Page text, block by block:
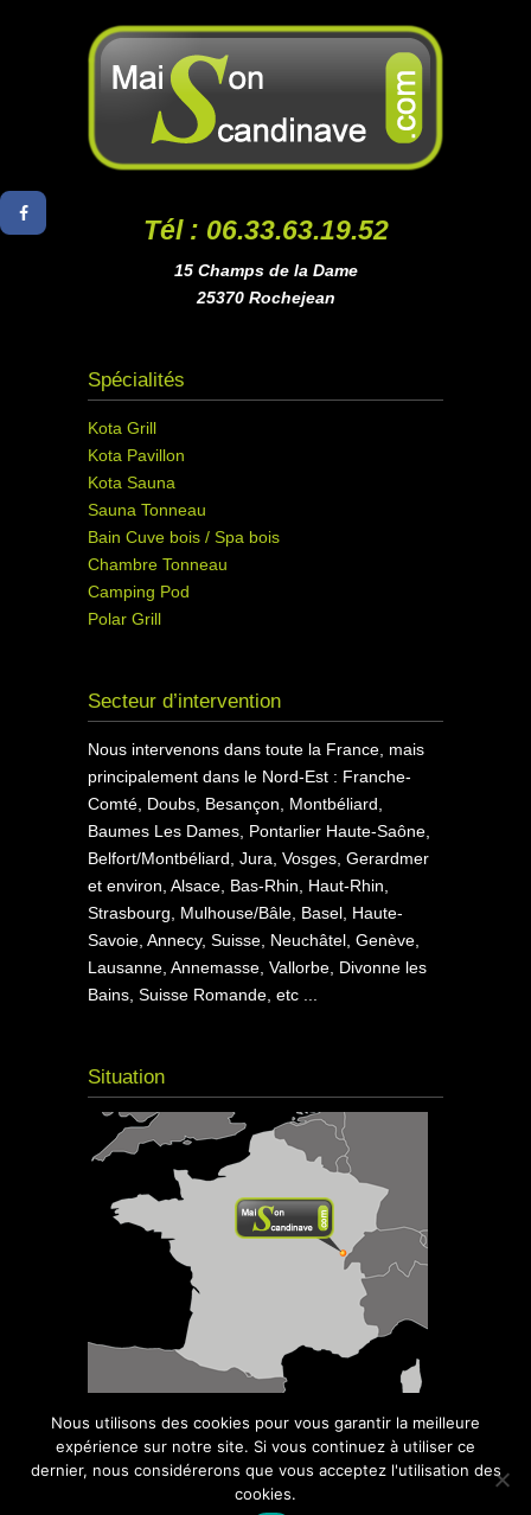
Tél : 06.33.63.19.52
15 Champs de la Dame
25370 Rochejean
Spécialités
Kota Grill
Kota Pavillon
Kota Sauna
Sauna Tonneau
Bain Cuve bois / Spa bois
Chambre Tonneau
Camping Pod
Polar Grill
Secteur d’intervention
Nous intervenons dans toute la France, mais
principalement dans le Nord-Est : Franche-
Comté, Doubs, Besançon, Montbéliard,
Baumes Les Dames, Pontarlier Haute-Saône,
Belfort/Montbéliard, Jura, Vosges, Gerardmer
et environ, Alsace, Bas-Rhin, Haut-Rhin,
Strasbourg, Mulhouse/Bâle, Basel, Haute-
Savoie, Annecy, Suisse, Neuchâtel, Genève,
Lausanne, Annemasse, Vallorbe, Divonne les
Bains, Suisse Romande, etc ...
Situation
Maison Scandinave
Nous utilisons des cookies pour vous garantir la meilleure
expérience sur notre site. Si vous continuez à utiliser ce
dernier, nous considérerons que vous acceptez l'utilisation des
cookies.